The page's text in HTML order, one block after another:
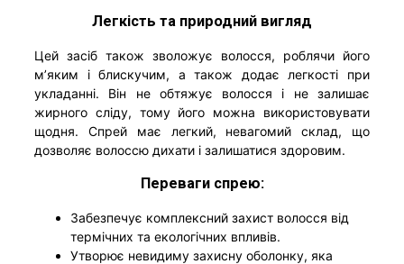
Легкість та природний вигляд
Цей засіб також зволожує волосся, роблячи його
м’яким і блискучим, а також додає легкості при
укладанні. Він не обтяжує волосся і не залишає
жирного сліду, тому його можна використовувати
щодня. Спрей має легкий, невагомий склад, що
дозволяє волоссю дихати і залишатися здоровим.
Переваги спрею:
Забезпечує комплексний захист волосся від
термічних та екологічних впливів.
Утворює невидиму захисну оболонку, яка